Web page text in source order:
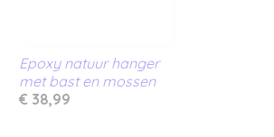
Epoxy natuur hanger
met bast en mossen
€ 38,99